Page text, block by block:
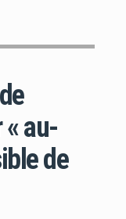
au-
de